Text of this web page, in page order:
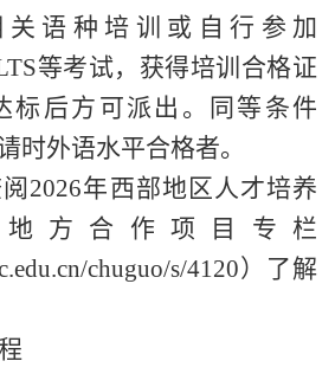
语种培训或自行参加
等考试，获得培训合格证
标后方可派出。同等条件
时外语水平合格者。
2026年西部地区人才培养
方合作项目专栏
chuguo/s/4120）了解